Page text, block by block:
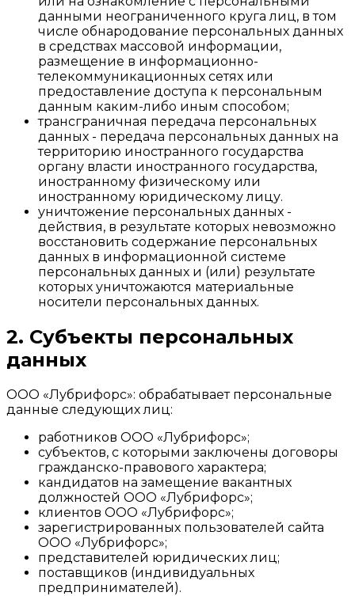
данными неограниченного круга лиц, в том
числе обнародование персональных данных
в средствах массовой информации,
размещение в информационно-
телекоммуникационных сетях или
предоставление доступа к персональным
данным каким-либо иным способом;
трансграничная передача персональных
данных - передача персональных данных на
территорию иностранного государства
органу власти иностранного государства,
иностранному физическому или
иностранному юридическому лицу.
уничтожение персональных данных -
действия, в результате которых невозможно
восстановить содержание персональных
данных в информационной системе
персональных данных и (или) результате
которых уничтожаются материальные
носители персональных данных.
2. Субъекты персональных
данных
ООО «Лубрифорс»: обрабатывает персональные
данные следующих лиц:
работников ООО «Лубрифорс»;
субъектов, с которыми заключены договоры
гражданско-правового характера;
кандидатов на замещение вакантных
должностей ООО «Лубрифорс»;
клиентов ООО «Лубрифорс»;
зарегистрированных пользователей сайта
ООО «Лубрифорс»;
представителей юридических лиц;
поставщиков (индивидуальных
предпринимателей).